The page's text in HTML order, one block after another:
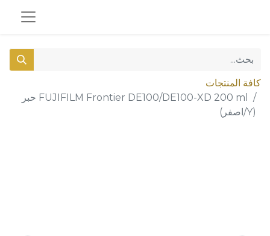
كافة المنتجات
FUJIFILM Frontier DE100/DE100-XD 200 ml حبر
(Y/اصفر)